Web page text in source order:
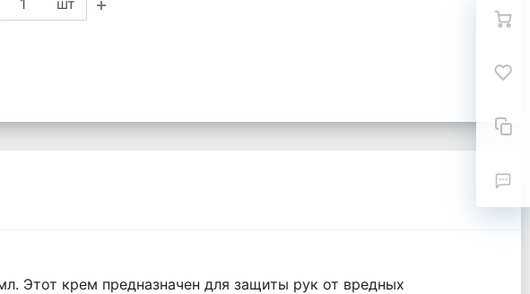
шт
Этот крем предназначен для защиты рук от вредных